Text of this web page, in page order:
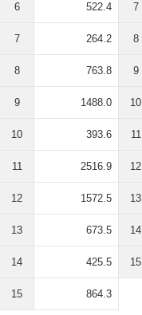
6 522.4
7 264.2
8 763.8
9 1488.0
10 393.6
11 2516.9
12 1572.5
13 673.5
14 425.5
15 864.3
7
8
9
10
11
12
13
14
15